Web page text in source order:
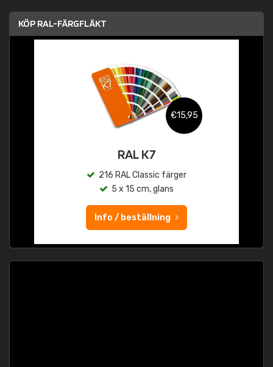
KÖP RAL-FÄRGFLÄKT
€15,95
RAL K7
216 RAL Classic färger
5 x 15 cm, glans
Info / beställning